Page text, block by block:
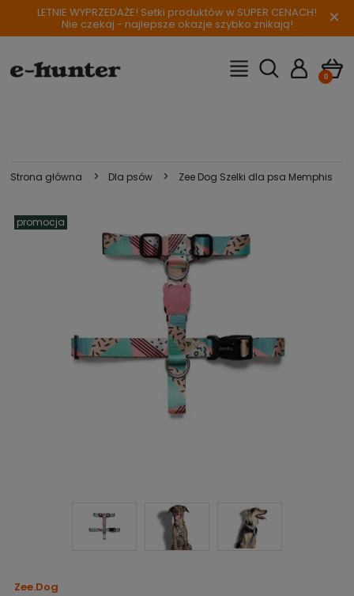
LETNIE WYPRZEDAŻE! Setki produktów w SUPER CENACH!
Nie czekaj - najlepsze okazje szybko znikają! ×
Strona główna > Dla psów > Zee Dog Szelki dla psa Memphis
promocja
Zee.Dog